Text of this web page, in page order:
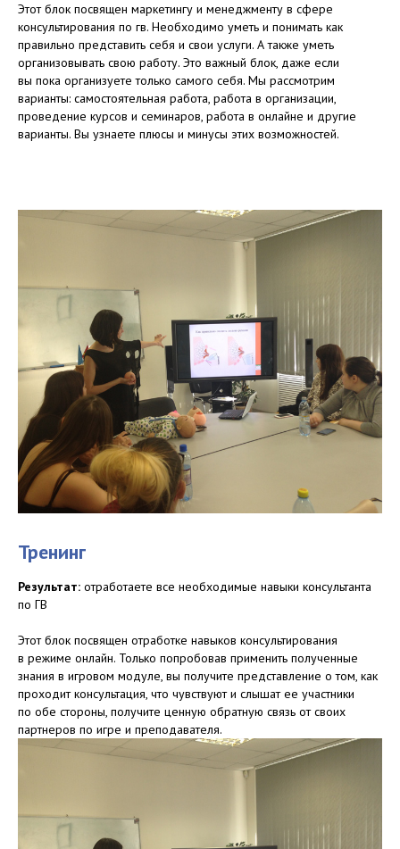
Этот блок посвящен маркетингу и менеджменту в сфере
консультирования по гв. Необходимо уметь и понимать как
правильно представить себя и свои услуги. А также уметь
организовывать свою работу. Это важный блок, даже если
вы пока организуете только самого себя. Мы рассмотрим
варианты: самостоятельная работа, работа в организации,
проведение курсов и семинаров, работа в онлайне и другие
варианты. Вы узнаете плюсы и минусы этих возможностей.
Тренинг
Результат: отработаете все необходимые навыки консультанта
по ГВ
Этот блок посвящен отработке навыков консультирования
в режиме онлайн. Только попробовав применить полученные
знания в игровом модуле, вы получите представление о том, как
проходит консультация, что чувствуют и слышат ее участники
по обе стороны, получите ценную обратную связь от своих
партнеров по игре и преподавателя.